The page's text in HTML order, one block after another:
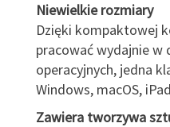
Niewielkie rozmiary
Dzięki kompaktowej
pracować wydajnie w
operacyjnych, jedna
Windows, macOS,
Zawiera tworzywa